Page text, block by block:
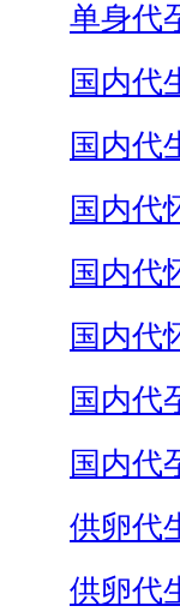
单身代
国内代
国内代
国内代
国内代
国内代
国内代
国内代
供卵代
供卵代